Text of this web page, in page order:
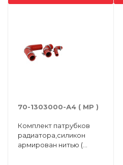
70-1303000-А4 ( МР )
Комплект патрубков
радиатора,силикон
армирован нитью (